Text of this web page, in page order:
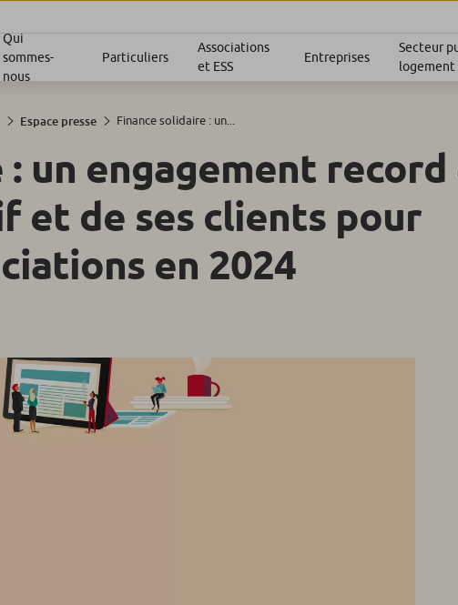
Qui
sommes-
nous
Particuliers
Associations
et ESS
Entreprises
Secteur
logement
Espace presse Finance solidaire : un...
un engagement record
et de ses clients pour
en 2024